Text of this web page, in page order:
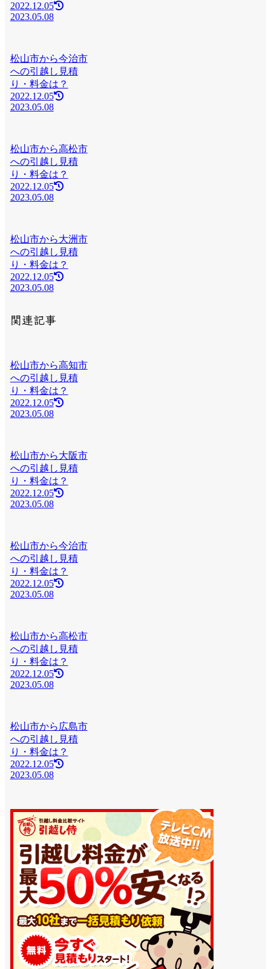
2022.12.05
2023.05.08
松山市から今治市
への引越し見積
り・料金は？
2022.12.05
2023.05.08
松山市から高松市
への引越し見積
り・料金は？
2022.12.05
2023.05.08
松山市から大洲市
への引越し見積
り・料金は？
2022.12.05
2023.05.08
関連記事
松山市から高知市
への引越し見積
り・料金は？
2022.12.05
2023.05.08
松山市から大阪市
への引越し見積
り・料金は？
2022.12.05
2023.05.08
松山市から今治市
への引越し見積
り・料金は？
2022.12.05
2023.05.08
松山市から高松市
への引越し見積
り・料金は？
2022.12.05
2023.05.08
松山市から広島市
への引越し見積
り・料金は？
2022.12.05
2023.05.08